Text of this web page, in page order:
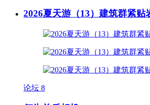
2026夏天游（13）建筑群紧贴
论坛 8